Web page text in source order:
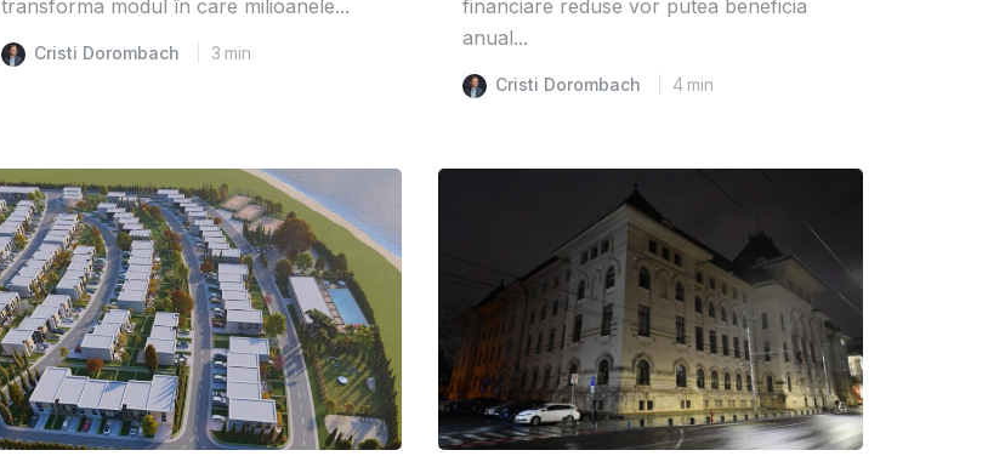
transforma modul în care milioanele...
Cristi Dorombach 3 min
financiare reduse vor putea beneficia
anual...
Cristi Dorombach 4 min